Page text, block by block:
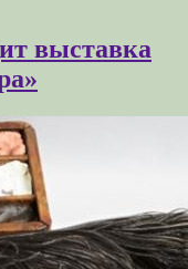
выставка